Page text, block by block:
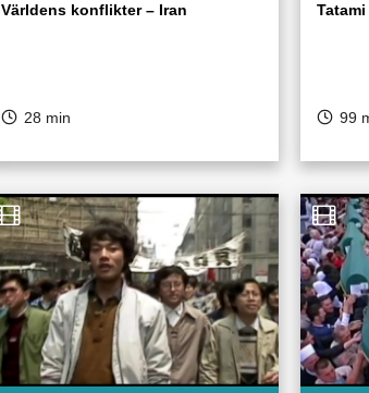
Världens konflikter – Iran
28 min
Tatami
99